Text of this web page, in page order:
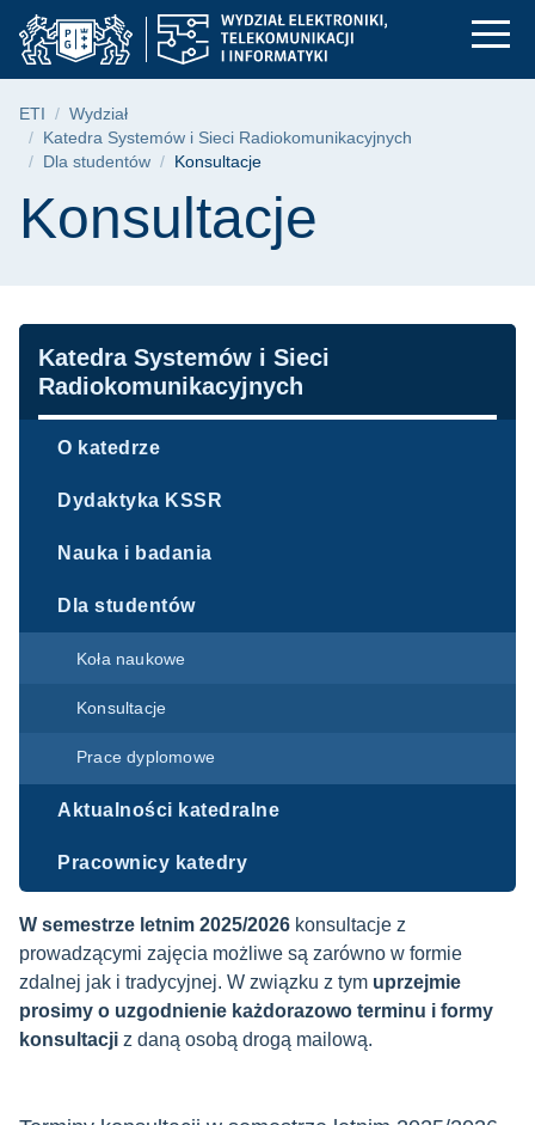
Przejdź
do
menu
Przejdź
do
wyszukiwarki
Przejdź
do
treści
Konsultacje |
Ścieżka nawigacyjna
ETI
Wydział
Katedra Systemów i Sieci Radiokomunikacyjnych
Dla studentów
Konsultacje
Treść strony
Konsultacje
Nawigacja
Katedra Systemów i Sieci
Radiokomunikacyjnych
O katedrze
Dydaktyka KSSR
Nauka i badania
Dla studentów
Koła naukowe
Konsultacje
Prace dyplomowe
Aktualności katedralne
Pracownicy katedry
W semestrze letnim 2025/2026 konsultacje z
prowadzącymi zajęcia możliwe są zarówno w formie
zdalnej jak i tradycyjnej. W związku z tym uprzejmie
prosimy o uzgodnienie każdorazowo terminu i formy
konsultacji z daną osobą drogą mailową.